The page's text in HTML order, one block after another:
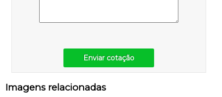
Enviar cotação
Imagens relacionadas